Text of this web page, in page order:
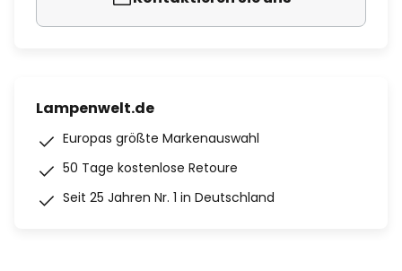
Lampenwelt.de
Europas größte Markenauswahl
50 Tage kostenlose Retoure
Seit 25 Jahren Nr. 1 in Deutschland